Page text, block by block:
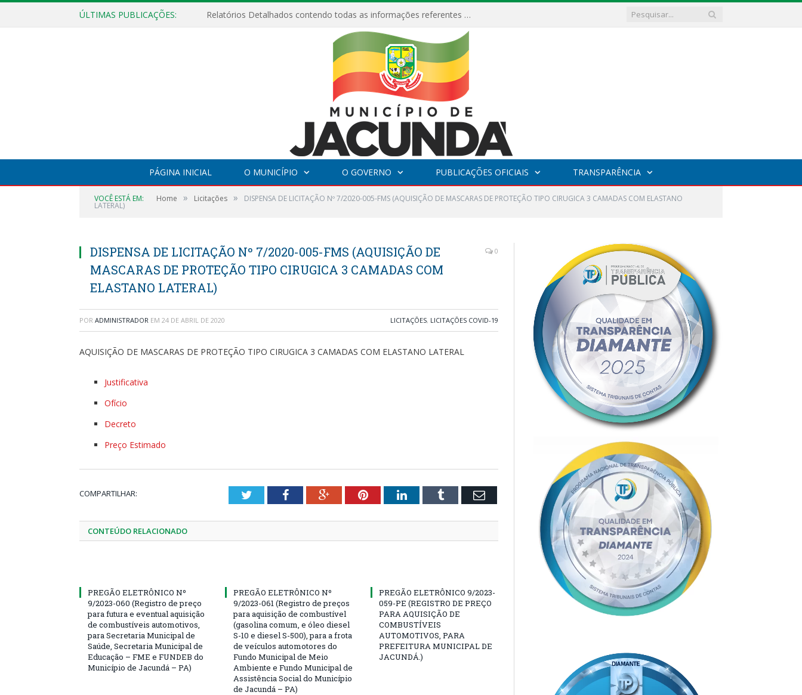
ÚLTIMAS PUBLICAÇÕES: Relatórios Detalhados contendo todas as informações referentes a execução de recursos destinados ao fomento de projetos culturais no Município de Jacundá entre os anos de 2022 ao presente ano de 2026.
PÁGINA INICIAL O MUNICÍPIO O GOVERNO PUBLICAÇÕES OFICIAIS TRANSPARÊNCIA
VOCÊ ESTÁ EM: Home » Licitações » DISPENSA DE LICITAÇÃO Nº 7/2020-005-FMS (AQUISIÇÃO DE MASCARAS DE PROTEÇÃO TIPO CIRUGICA 3 CAMADAS COM ELASTANO
LATERAL)
DISPENSA DE LICITAÇÃO Nº 7/2020-005-FMS (AQUISIÇÃO DE
MASCARAS DE PROTEÇÃO TIPO CIRUGICA 3 CAMADAS COM
ELASTANO LATERAL)
0
POR ADMINISTRADOR EM 24 DE ABRIL DE 2020 LICITAÇÕES, LICITAÇÕES COVID-19
AQUISIÇÃO DE MASCARAS DE PROTEÇÃO TIPO CIRUGICA 3 CAMADAS COM ELASTANO LATERAL
Justificativa
Ofício
Decreto
Preço Estimado
COMPARTILHAR: TwitterFacebookGoogle+PinterestLinkedInTumblr Email
CONTEÚDO RELACIONADO
PREGÃO ELETRÔNICO Nº
9/2023-060 (Registro de preço
para futura e eventual aquisição
de combustíveis automotivos,
para Secretaria Municipal de
Saúde, Secretaria Municipal de
Educação – FME e FUNDEB do
Município de Jacundá – PA)
PREGÃO ELETRÔNICO Nº
9/2023-061 (Registro de preços
para aquisição de combustível
(gasolina comum, e óleo diesel
S-10 e diesel S-500), para a frota
de veículos automotores do
Fundo Municipal de Meio
Ambiente e Fundo Municipal de
Assistência Social do Município
de Jacundá – PA)
PREGÃO ELETRÔNICO 9/2023-
059-PE (REGISTRO DE PREÇO
PARA AQUISIÇÃO DE
COMBUSTÍVEIS
AUTOMOTIVOS, PARA
PREFEITURA MUNICIPAL DE
JACUNDÁ.)